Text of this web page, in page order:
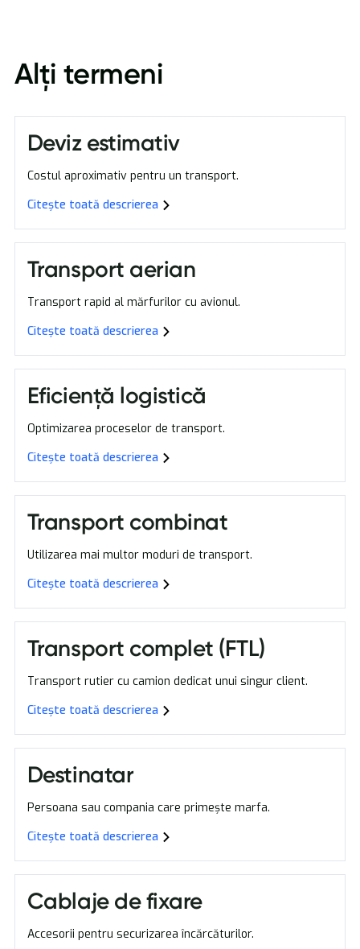
Alți termeni
Deviz estimativ
Costul aproximativ pentru un transport.
Citește toată descrierea
Transport aerian
Transport rapid al mărfurilor cu avionul.
Citește toată descrierea
Eficiență logistică
Optimizarea proceselor de transport.
Citește toată descrierea
Transport combinat
Utilizarea mai multor moduri de transport.
Citește toată descrierea
Transport complet (FTL)
Transport rutier cu camion dedicat unui singur client.
Citește toată descrierea
Destinatar
Persoana sau compania care primește marfa.
Citește toată descrierea
Cablaje de fixare
Accesorii pentru securizarea încărcăturilor.